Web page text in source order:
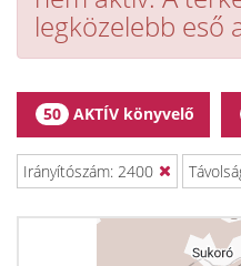
legközelebb eső
50 AKTÍV könyvelő
Irányítószám: 2400